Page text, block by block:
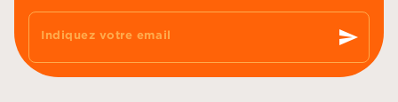
Indiquez votre email send